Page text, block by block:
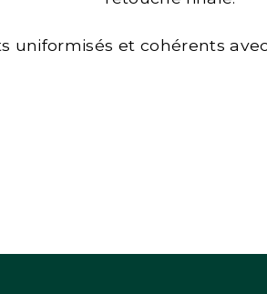
uniformisés et cohérents